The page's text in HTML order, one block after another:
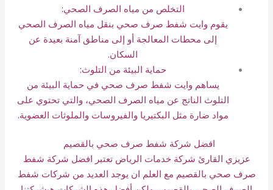
التخلص من مياه الصرف الصحي:
يقوم وايت شفط صرف صحي بنقل مياه الصرف الصحي
إلى محطات المعالجة أو إلى مناطق آمنة بعيدة عن
السكان.
حماية البيئة من التلوث:
يساهم وايت شفط صرف صحي في حماية البيئة من
التلوث الناتج عن مياه الصرف الصحي، والتي تحتوي على
مواد ضارة مثل البكتيريا والفيروسات والملوثات العضوية.
افضل شركة شفط صرف صحي بالقصيم
عزيزي القارئ شركة خدمات الرياض تعتبر افضل شركة شفط
صرف صحي بالقصيم مع العلم ان يوجد العديد من شركات شفط